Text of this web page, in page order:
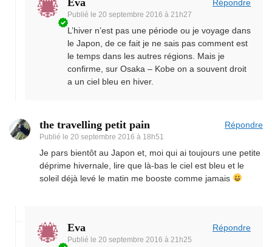
Publié le 20 septembre 2016 à 21h27
Répondre
L’hiver n’est pas une période ou je voyage dans
le Japon, de ce fait je ne sais pas comment est
le temps dans les autres régions. Mais je
confirme, sur Osaka – Kobe on a souvent droit
a un ciel bleu en hiver.
the travelling petit pain
Publié le 20 septembre 2016 à 18h51
Répondre
Je pars bientôt au Japon et, moi qui ai toujours une petite
déprime hivernale, lire que là-bas le ciel est bleu et le
soleil déjà levé le matin me booste comme jamais
Eva
Publié le 20 septembre 2016 à 21h25
Répondre